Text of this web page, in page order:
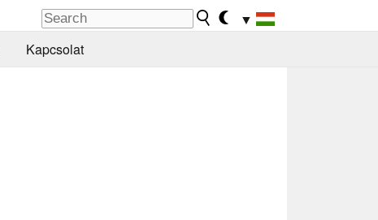
▼
Kapcsolat